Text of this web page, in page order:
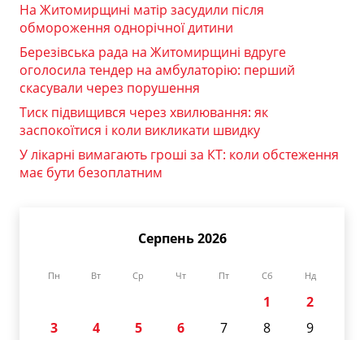
На Житомирщині матір засудили після
обмороження однорічної дитини
Березівська рада на Житомирщині вдруге
оголосила тендер на амбулаторію: перший
скасували через порушення
Тиск підвищився через хвилювання: як
заспокоїтися і коли викликати швидку
У лікарні вимагають гроші за КТ: коли обстеження
має бути безоплатним
Серпень 2026
Пн Вт Ср Чт Пт Сб Нд
1
2
3
4 5 6 7 8
9